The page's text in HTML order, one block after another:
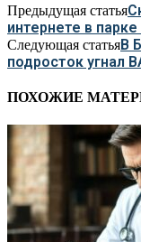
Предыдущая статья
интернете в парке
Следующая статьяВ
подросток угнал
ПОХОЖИЕ